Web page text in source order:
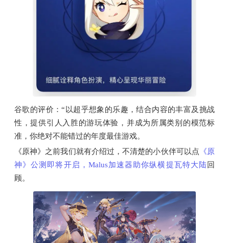
谷歌的评价：“以超乎想象的乐趣，结合内容的丰富及挑战
性，提供引人入胜的游玩体验，并成为所属类别的模范标
准，你绝对不能错过的年度最佳游戏。
《原神》之前我们就有介绍过，不清楚的小伙伴可以点 《原
神》公测即将开启，Malus加速器助你纵横提瓦特大陆回
顾。